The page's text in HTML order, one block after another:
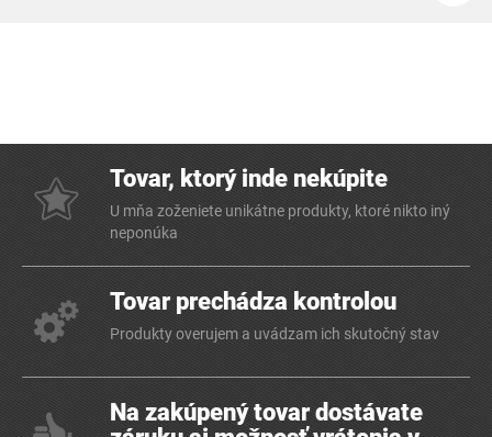
Tovar, ktorý inde nekúpite
U mňa zoženiete unikátne produkty, ktoré nikto iný
neponúka
Tovar prechádza kontrolou
Produkty overujem a uvádzam ich skutočný stav
Na zakúpený tovar dostávate